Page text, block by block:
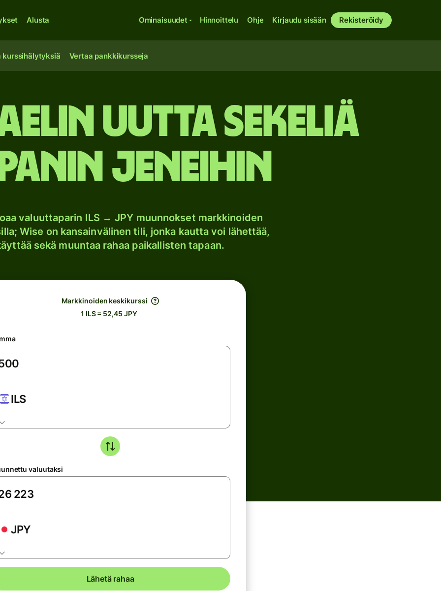
Alusta Ominaisuudet Hinnoittelu Ohje Kirjaudu sisään Rekisteröidy
kurssihälytyksiä Vertaa pankkikursseja
uutta sekeliä
jeneihin
valuuttaparin ILS → JPY muunnokset markkinoiden
Wise on kansainvälinen tili, jonka kautta voi lähettää,
sekä muuntaa rahaa paikallisten tapaan.
Markkinoiden keskikurssi
1 ILS = 52,45 JPY
ILS
valuutaksi
JPY
Lähetä rahaa